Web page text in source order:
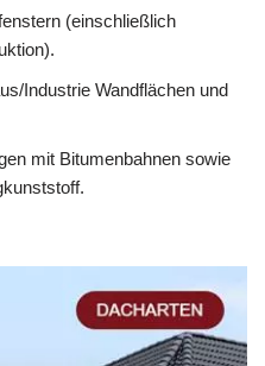
(einschließlich
Industrie Wandflächen und
mit Bitumenbahnen sowie